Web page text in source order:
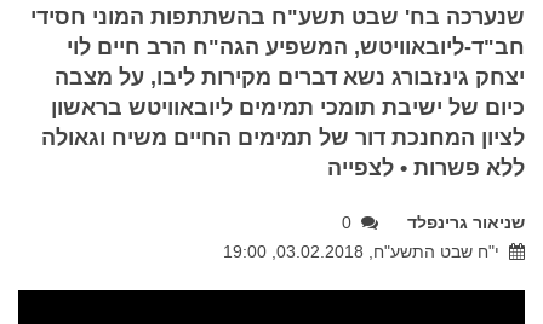
שנערכה בח' שבט תשע"ח בהשתתפות המוני חסידי
חב"ד-ליובאוויטש, המשפיע הגה"ח הרב חיים לוי
יצחק גינזבורג נשא דברים מקירות ליבו, על מצבה
כיום של ישיבת תומכי תמימים ליובאוויטש בראשון
לציון המחנכת דור של תמימים החיים משיח וגאולה
ללא פשרות • לצפייה
שניאור גרינפלד
0
י"ח שבט התשע"ח, 03.02.2018, 19:00